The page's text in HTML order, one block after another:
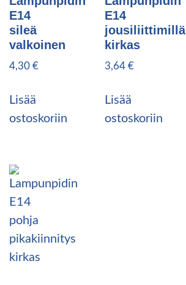
E14
sileä
valkoinen
4,30 €
Lisää
ostoskoriin
E14
jousiliittimillä
kirkas
3,64 €
Lisää
ostoskoriin